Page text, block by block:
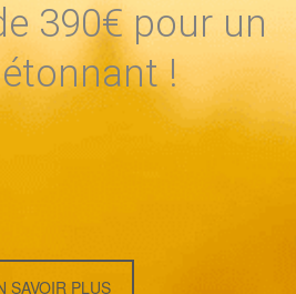
390€ pour un
!
SAVOIR PLUS